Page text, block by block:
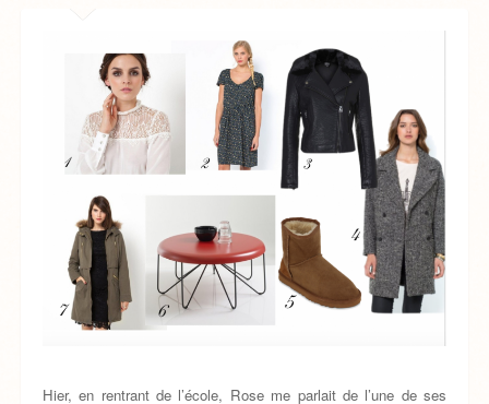
Hier, en rentrant de l’école, Rose me parlait de l’une de ses